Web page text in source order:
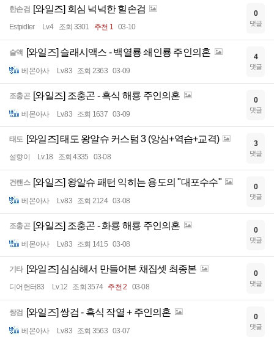
한손검 [와일즈] 회심 넉넉한 힐손검
Estpidler Lv.4 조회 3301 추천 1 03-10
0
댓글
슬액 [와일즈] 슬래시액스 - 백열룡 쇄인룡 주인의혼
베몬아사 Lv.83 조회 2363 03-09
4
댓글
조충곤 [와일즈] 조충곤 - 흑식 해룡 주인의혼
베몬아사 Lv.83 조회 1637 03-09
0
댓글
태도 [와일즈] 태도 왕알슈 커스텀 3 (앙심+역습+교격)
설향이 Lv.18 조회 4335 03-08
3
댓글
건랜스 [와일즈] 왕알슈 패턴 익히는 용도의 "대포수수"
베몬아사 Lv.83 조회 2124 03-08
0
댓글
조충곤 [와일즈] 조충곤 - 화룡 해룡 주인의혼
베몬아사 Lv.83 조회 1415 03-08
0
댓글
기타 [와일즈] 심심해서 만들어본 채집셋 최종본
디어헌터83 Lv.12 조회 3574 추천 2 03-08
0
댓글
쌍검 [와일즈] 쌍검 - 흑식 작열 + 주인의혼
베몬아사 Lv.83 조회 3563 03-07
0
댓글